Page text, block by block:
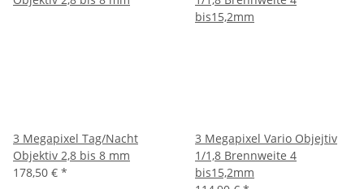
3 Megapixel Tag/Nacht
Objektiv 2,8 bis 8 mm
178,50 € *
3 Megapixel Vario Objejtiv
1/1,8 Brennweite 4
bis15,2mm